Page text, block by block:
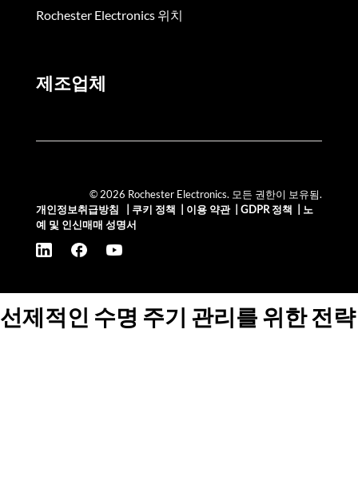
Rochester Electronics 위치
제조업체
© 2026 Rochester Electronics. 모든 권한이 보유됨.
개인정보취급방침
쿠키 정책 이용 약관| GDPR 정책
노
예 및 인신매매 성명서
선제적인 수명 주기 관리를 위한 전략